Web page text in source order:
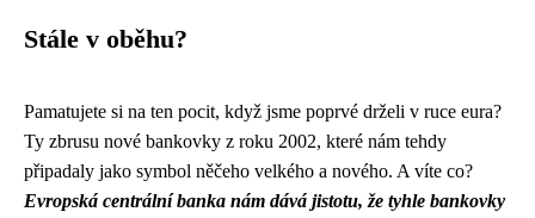
Stále v oběhu?
Pamatujete si na ten pocit, když jsme poprvé drželi v ruce eura?
Ty zbrusu nové bankovky z roku 2002, které nám tehdy
připadaly jako symbol něčeho velkého a nového. A víte co?
Evropská centrální banka nám dává jistotu, že tyhle bankovky